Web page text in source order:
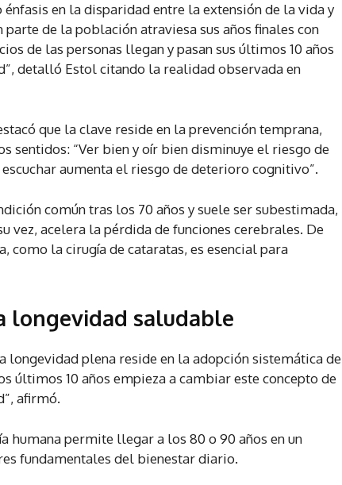
en la disparidad entre la extensión de la vida y
de la población atraviesa sus años finales con
de las personas llegan y pasan sus últimos 10 años
detalló Estol citando la realidad observada en
que la clave reside en la prevención temprana,
sentidos: “Ver bien y oír bien disminuye el riesgo de
aumenta el riesgo de deterioro cognitivo”.
común tras los 70 años y suele ser subestimada,
vez, acelera la pérdida de funciones cerebrales. De
como la cirugía de cataratas, es esencial para
longevidad saludable
longevidad plena reside en la adopción sistemática de
últimos 10 años empieza a cambiar este concepto de
afirmó.
humana permite llegar a los 80 o 90 años en un
fundamentales del bienestar diario.